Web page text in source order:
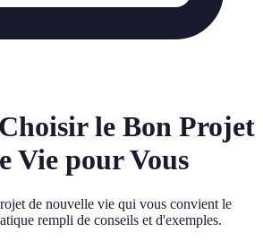
le Bon Projet
Vie pour Vous
de nouvelle vie qui vous convient le
rempli de conseils et d'exemples.